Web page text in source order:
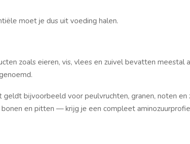
moet je dus uit voeding halen.
zoals eieren, vis, vlees en zuivel bevatten meestal
bijvoorbeeld voor peulvruchten, granen, noten en
en pitten — krijg je een compleet